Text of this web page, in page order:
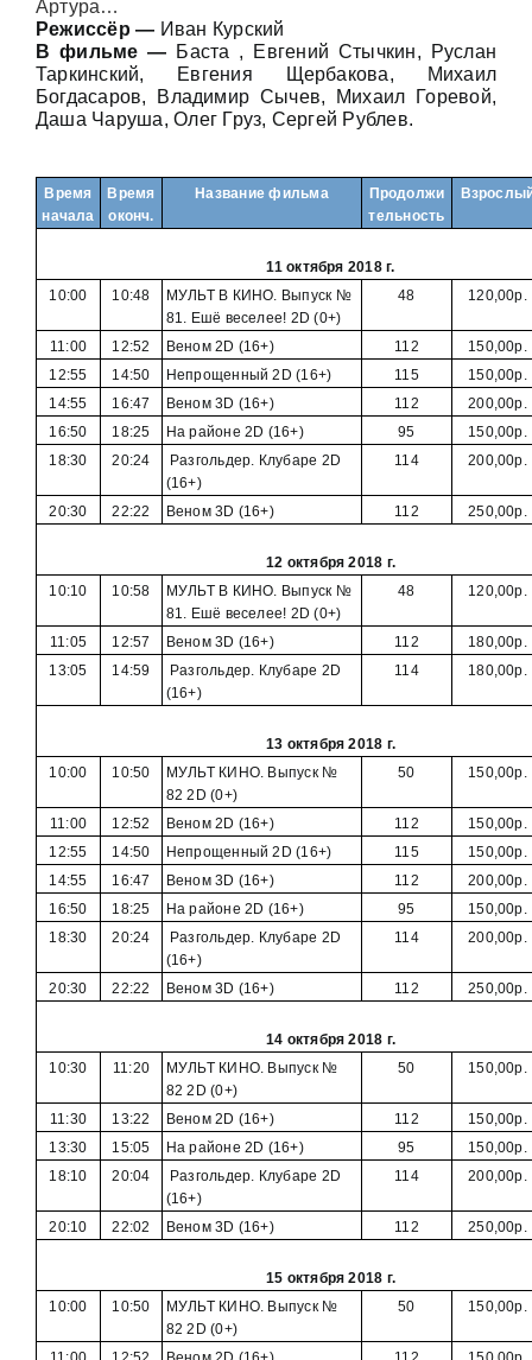
Артура…
Режиссёр — Иван Курский
В фильме — Баста , Евгений Стычкин, Руслан
Таркинский, Евгения Щербакова, Михаил
Богдасаров, Владимир Сычев, Михаил Горевой,
Даша Чаруша, Олег Груз, Сергей Рублев.
Время
начала
Время
оконч.
Название фильма
Продолжи
тельность
11 октября 2018 г.
10:00
10:48
МУЛЬТ В КИНО. Выпуск №
81. Ешё веселее! 2D (0+)
48 120,00р.
11:00 12:52 Веном 2D (16+) 112
150,00р.
12:55
14:50 Непрощенный 2D (16+) 115
150,00р.
14:55
16:47 Веном 3D (16+) 112
200,00р.
16:50
18:25 На районе 2D (16+) 95
150,00р.
18:30
20:24
Разгольдер. Клубаре 2D
(16+)
114 200,00р.
20:30 22:22 Веном 3D (16+) 112 250,00р.
12 октября 2018 г.
10:10
10:58
МУЛЬТ В КИНО. Выпуск №
81. Ешё веселее! 2D (0+)
48 120,00р.
11:05 12:57 Веном 3D (16+) 112
180,00р.
13:05
14:59
Разгольдер. Клубаре 2D
(16+)
114 180,00р.
13 октября 2018 г.
10:00
10:50
МУЛЬТ КИНО. Выпуск №
82 2D (0+)
50 150,00р.
11:00 12:52 Веном 2D (16+) 112
150,00р.
12:55
14:50 Непрощенный 2D (16+) 115
150,00р.
14:55
16:47 Веном 3D (16+) 112
200,00р.
16:50
18:25 На районе 2D (16+) 95
150,00р.
18:30
20:24
Разгольдер. Клубаре 2D
(16+)
114 200,00р.
20:30 22:22 Веном 3D (16+) 112 250,00р.
14 октября 2018 г.
10:30
11:20
МУЛЬТ КИНО. Выпуск №
82 2D (0+)
50 150,00р.
11:30 13:22 Веном 2D (16+) 112
150,00р.
13:30
15:05 На районе 2D (16+) 95
150,00р.
18:10
20:04
Разгольдер. Клубаре 2D
(16+)
114 200,00р.
20:10 22:02 Веном 3D (16+) 112 250,00р.
15 октября 2018 г.
10:00
10:50
МУЛЬТ КИНО. Выпуск №
82 2D (0+)
50 150,00р.